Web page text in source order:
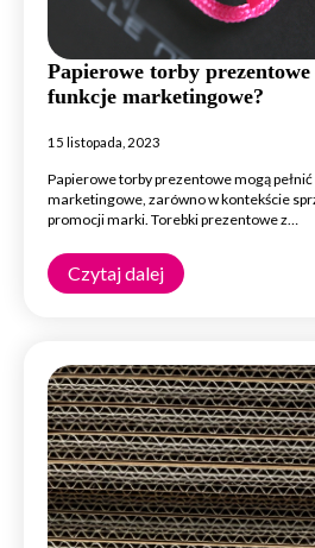
Papierowe torby
funkcje marketingowe?
15 listopada, 2023
Papierowe torby prezentowe mogą
marketingowe, zarówno w kontekście
promocji marki. Torebki prezentowe z…
Czytaj dalej